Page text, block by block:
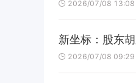
2026/07/08 13:08
新坐标：股东
2026/07/08 09:29